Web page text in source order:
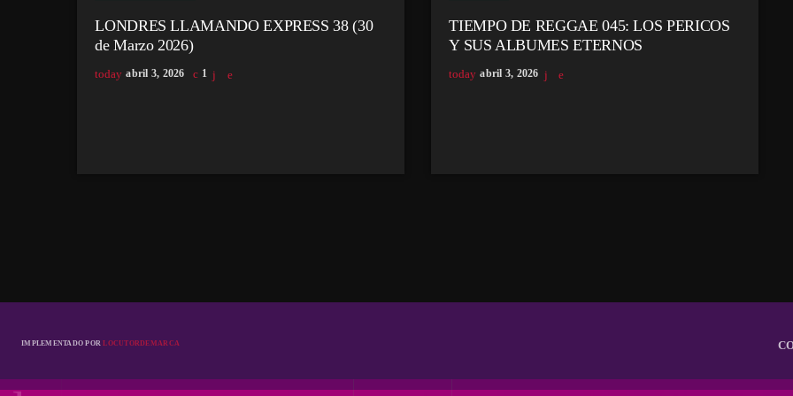
LONDRES LLAMANDO EXPRESS 38 (30
de Marzo 2026)
today abril 3, 2026 1
TIEMPO DE REGGAE 045: LOS PERICOS
Y SUS ALBUMES ETERNOS
today abril 3, 2026
IMPLEMENTADO PORLOCUTORDEMARCA